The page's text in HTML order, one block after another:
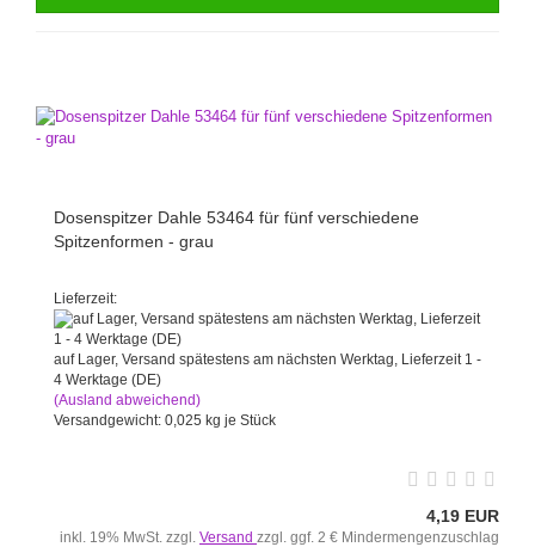
Dosenspitzer Dahle 53464 für fünf verschiedene
Spitzenformen - grau
Lieferzeit:
auf Lager, Versand spätestens am nächsten Werktag, Lieferzeit 1 -
4 Werktage (DE)
(Ausland abweichend)
Versandgewicht: 0,025 kg je Stück
4,19 EUR
inkl. 19% MwSt. zzgl. Versand zzgl. ggf. 2 € Mindermengenzuschlag